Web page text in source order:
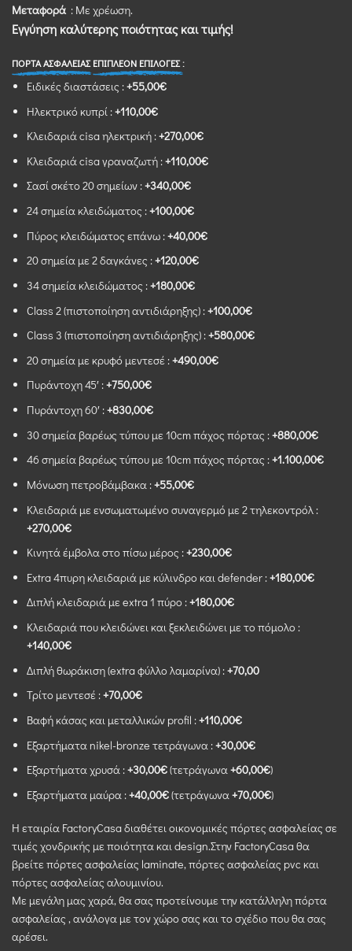
Μεταφορά : Με χρέωση.
Εγγύηση καλύτερης ποιότητας και τιμής!
ΠΟΡΤΑ ΑΣΦΑΛΕΙΑΣΕΠΙΠΛΕΟΝ ΕΠΙΛΟΓΕΣ :
Ειδικές διαστάσεις :+55,00€
Ηλεκτρικό κυπρί :+110,00€
Κλειδαριά cisa ηλεκτρική :+270,00€
Κλειδαριά cisa γραναζωτή :+110,00€
Σασί σκέτο 20 σημείων :+340,00€
24 σημεία κλειδώματος :+100,00€
Πύρος κλειδώματος επάνω :+40,00€
20 σημεία με 2 δαγκάνες :+120,00€
34 σημεία κλειδώματος :+180,00€
Class 2 (πιστοποίηση αντιδιάρηξης) :+100,00€
Class 3 (πιστοποίηση αντιδιάρηξης) :+580,00€
20 σημεία με κρυφό μεντεσέ :+490,00€
Πυράντοχη 45′ :+750,00€
Πυράντοχη 60′ :+830,00€
30 σημεία βαρέως τύπου με 10cm πάχος πόρτας :+880,00€
46 σημεία βαρέως τύπου με 10cm πάχος πόρτας :+1.100,00€
Μόνωση πετροβάμβακα :+55,00€
Κλειδαριά με ενσωματωμένο συναγερμό με 2 τηλεκοντρόλ :
+270,00€
Κινητά έμβολα στο πίσω μέρος :+230,00€
Extra 4πυρη κλειδαριά με κύλινδρο και defender :+180,00€
Διπλή κλειδαριά με extra 1 πύρο :+180,00€
Κλειδαριά που κλειδώνει και ξεκλειδώνει με το πόμολο :
+140,00€
Διπλή θωράκιση (extra φύλλο λαμαρίνα) :+70,00
Τρίτο μεντεσέ :+70,00€
Βαφή κάσας και μεταλλικών profil :+110,00€
Εξαρτήματα nikel-bronze τετράγωνα :+30,00€
Εξαρτήματα χρυσά :+30,00€(τετράγωνα+60,00€)
Εξαρτήματα μαύρα :+40,00€(τετράγωνα +70,00€)
Η εταιρία FactoryCasa διαθέτει οικονομικές πόρτες ασφαλείας σε
τιμές χονδρικής με ποιότητα και design.Στην FactoryCasa θα
βρείτε πόρτες ασφαλείας laminate, πόρτες ασφαλείας pvc και
πόρτες ασφαλείας αλουμινίου.
Με μεγάλη μας χαρά, θα σας προτείνουμε την κατάλληλη πόρτα
ασφαλείας , ανάλογα με τον χώρο σας και το σχέδιο που θα σας
αρέσει.